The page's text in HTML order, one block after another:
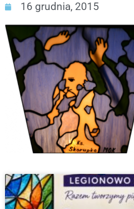
16 grudnia, 2015